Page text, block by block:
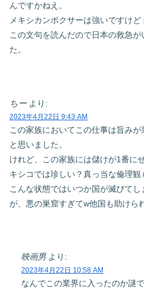
んですかねえ。
メキシカンボクサーは強いですけど
この文句を読んだので日本の救急
た。
ちー より:
2023年4月22日 9:43 AM
この家族においてこの仕事は旨みが
と思いました。
けれど、この家族には儲けが1番に
キシコでは珍しい？真っ当な倫理観
こんな状態ではいつか国が滅びて
が、悪の巣窟すぎてw他国も助けら
映画男 より:
2023年4月22日 10:58 AM
なんでこの業界に入ったのか謎